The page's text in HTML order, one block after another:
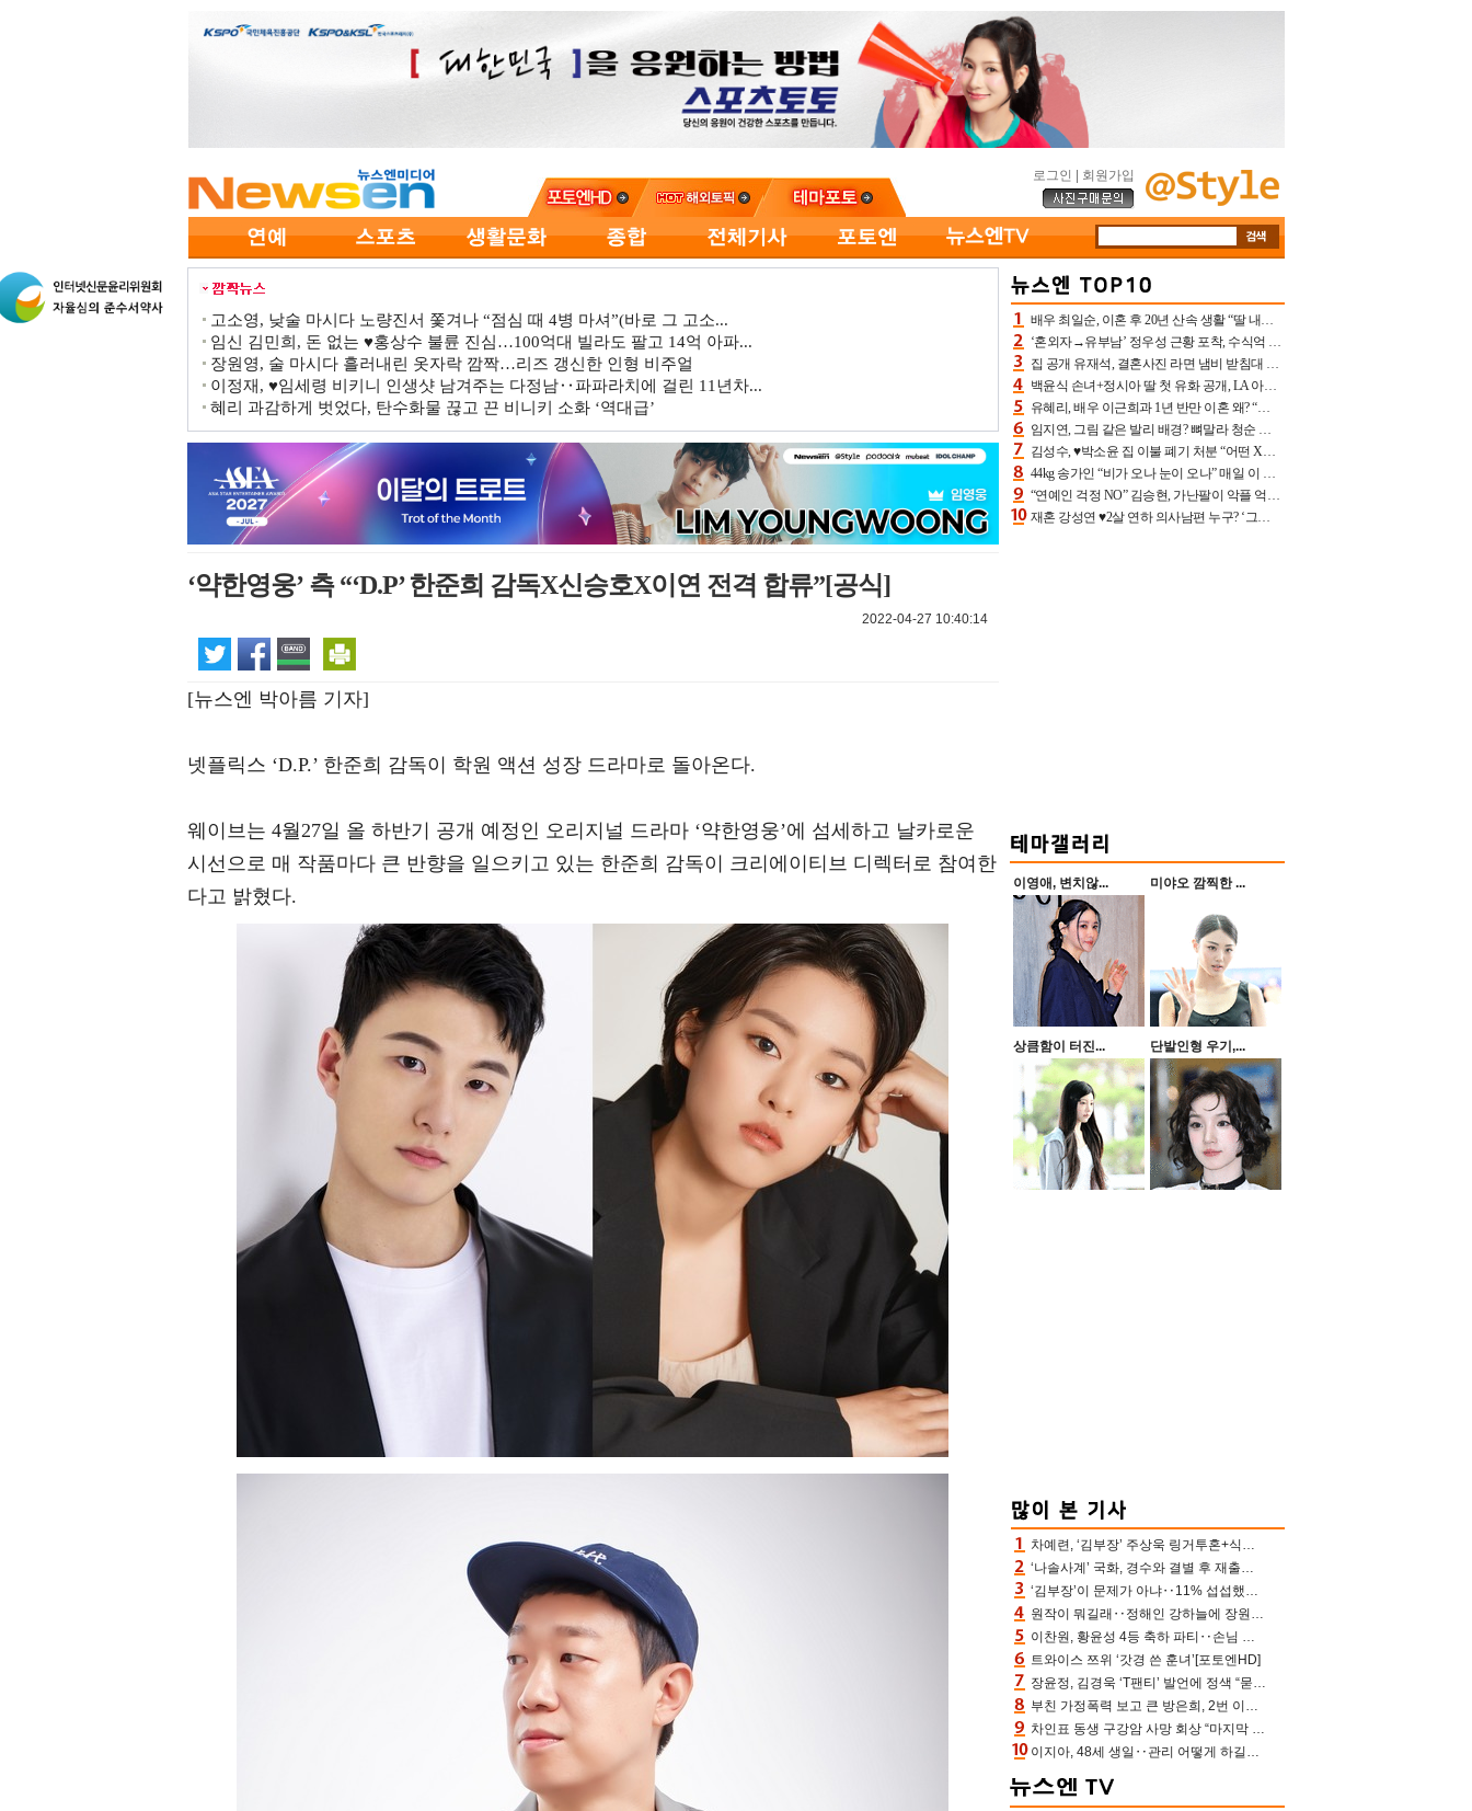
로그인 회원가입
고소영, 낮술 마시다 노량진서 쫓겨나 “점심 때 4병 마셔”(바로 그 고소...
임신 김민희, 돈 없는 ♥홍상수 불륜 진심…100억대 빌라도 팔고 14억 아파...
장원영, 술 마시다 흘러내린 옷자락 깜짝…리즈 갱신한 인형 비주얼
이정재, ♥임세령 비키니 인생샷 남겨주는 다정남‥파파라치에 걸린 11년차...
혜리 과감하게 벗었다, 탄수화물 끊고 끈 비니키 소화 ‘역대급’
‘약한영웅’ 측 “‘D.P’ 한준희 감독X신승호X이연 전격 합류”[공식]
2022-04-27 10:40:14
[뉴스엔 박아름 기자]
넷플릭스 ‘D.P.’ 한준희 감독이 학원 액션 성장 드라마로 돌아온다.
웨이브는 4월27일 올 하반기 공개 예정인 오리지널 드라마 ‘약한영웅’에 섬세하고 날카로운
시선으로 매 작품마다 큰 반향을 일으키고 있는 한준희 감독이 크리에이티브 디렉터로 참여한
다고 밝혔다.
배우 최일순, 이혼 후 20년 산속 생활 “딸 내가 버렸다고 원망‥맘 아파”(특종)[어제TV]
‘혼외자→유부남’ 정우성 근황 포착, 수식억 해킹 피해 후배 만났다 “존경하는”
집 공개 유재석, 결혼사진 라면 냄비 받침대 되고 분노‥가족사진도 피해(놀뭐)[어제TV]
백윤식 손녀+정시아 딸 첫 유화 공개, LA 아트쇼→서울국제조각페스타 작가다운 수준급 실력
유혜리, 배우 이근희과 1년 반만 이혼 왜? “식칼 꽂고 의자 던져” 충격 폭로(특종)[어제TV]
임지연, 그림 같은 발리 배경? 뼈말라 청순 비키니 핏에 상대 안 되네
김성수, ♥박소윤 집 이불 폐기 처분 “어떤 X이랑 썼을지 몰라” 질투(신랑수업2)[어제TV]
44kg 송가인 “비가 오나 눈이 오나” 매일 이 운동, 허벅지 근육량 상승+체지방 감소
“연예인 걱정 NO” 김승현, 가난팔이 악플 억울할만‥아내+딸과 日 여행
재혼 강성연 ♥2살 연하 의사남편 누구? ‘그알’ 자문의에 훈남 비주얼 초엘리트 스펙 [종합]
이영애, 변치않... 미야오 깜찍한 ...
상큼함이 터진... 단발인형 우기,...
차예련, ‘김부장’ 주상욱 링거투혼+식스팩 비화 “옷 벗는데 아저씨는 안 된다고”(차장금)
‘나솔사계’ 국화, 경수와 결별 후 재출연…첫인상 3표 몰표
‘김부장’이 문제가 아냐‥11% 섭섭했던 ‘재벌X형사2’ 돈·빽 총동원해 컴백 [TV보고서]
원작이 뭐길래‥정해인 강하늘에 장원영까지 참여한 이 영화
이찬원, 황윤성 4등 축하 파티‥손님 모으려 블랙핑크 지수와 친한 척(편스토랑)[어제TV]
트와이스 쯔위 ‘갓경 쓴 훈녀’[포토엔HD]
장윤정, 김경욱 ‘T팬티’ 발언에 정색 “묻지 않았는데, 그것도 성희롱”(장공장)
부친 가정폭력 보고 큰 방은희, 2번 이혼 후 잠수→母 고독사에 자책(특종세상)[어제TV]
차인표 동생 구강암 사망 회상 “마지막 순간 동생 손 잡아준 신애라, 두고두고 고마워” (신애라이프)
이지아, 48세 생일‥관리 어떻게 하길래 놀라운 동안 미모